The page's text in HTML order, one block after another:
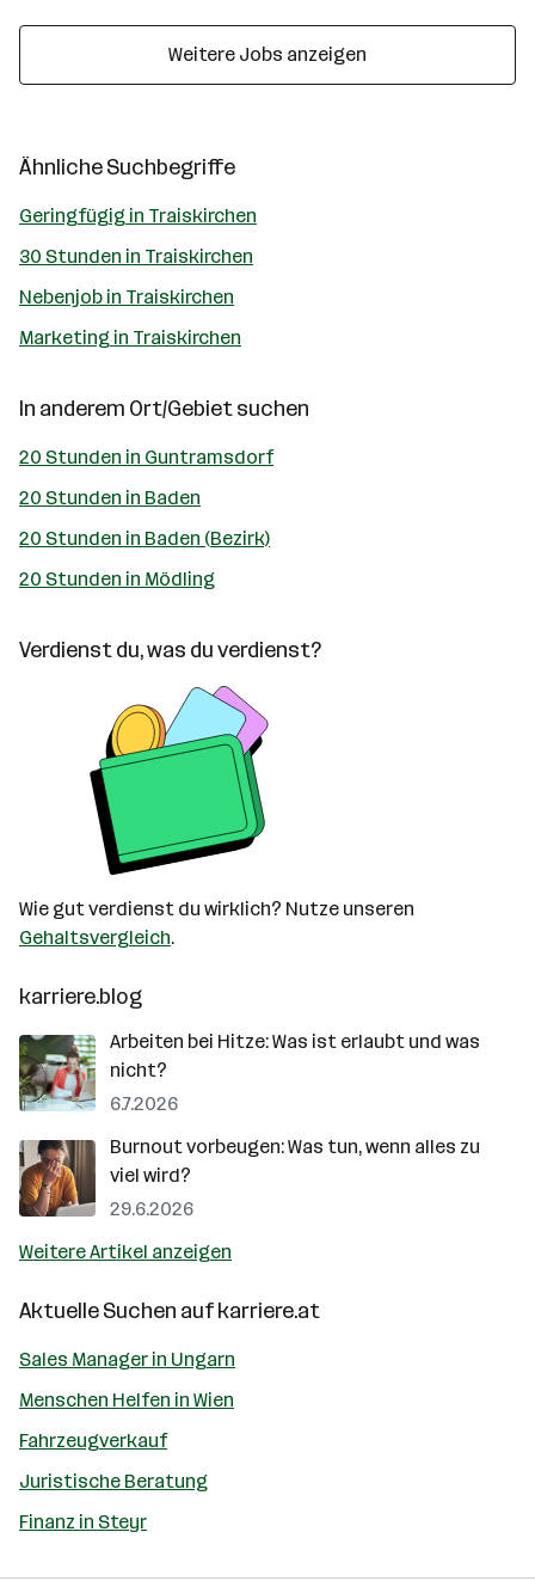
Weitere Jobs anzeigen
Ähnliche Suchbegriffe
Geringfügig in Traiskirchen
30 Stunden in Traiskirchen
Nebenjob in Traiskirchen
Marketing in Traiskirchen
In anderem Ort/Gebiet suchen
20 Stunden in Guntramsdorf
20 Stunden in Baden
20 Stunden in Baden (Bezirk)
20 Stunden in Mödling
Verdienst du, was du verdienst?
Wie gut verdienst du wirklich? Nutze unseren
Gehaltsvergleich.
karriere.blog
Arbeiten bei Hitze: Was ist erlaubt und was
nicht?
6.7.2026
Burnout vorbeugen: Was tun, wenn alles zu
viel wird?
29.6.2026
Weitere Artikel anzeigen
Aktuelle Suchen aufkarriere.at
Sales Manager in Ungarn
Menschen Helfen in Wien
Fahrzeugverkauf
Juristische Beratung
Finanz in Steyr